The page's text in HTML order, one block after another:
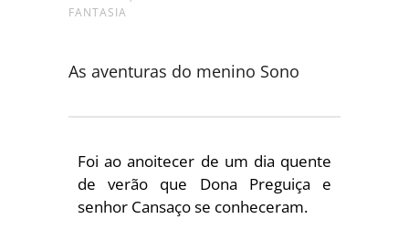
FANTASIA
As aventuras do menino Sono
Foi ao anoitecer de um dia quente
de verão que Dona Preguiça e
senhor Cansaço se conheceram.